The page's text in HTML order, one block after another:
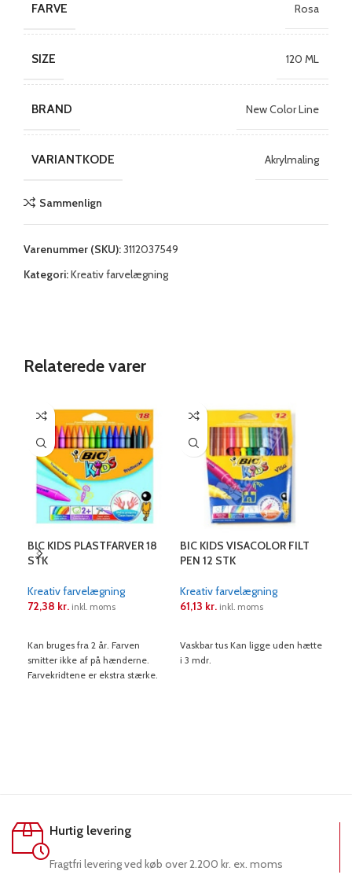
FARVE Rosa
SIZE 120 ML
BRAND New Color Line
VARIANTKODE Akrylmaling
Sammenlign
Varenummer (SKU):3112037549
Kategori:Kreativ farvelægning
Relaterede varer
BIC KIDS PLASTFARVER 18
STK
Kreativ farvelægning
72,38 kr. inkl. moms
Kan bruges fra 2 år. Farven
smitter ikke af på hænderne.
Farvekridtene er ekstra stærke.
BIC KIDS VISACOLOR FILT
PEN 12 STK
Kreativ farvelægning
61,13 kr. inkl. moms
Vaskbar tus Kan ligge uden hætte
i 3 mdr.
Hurtig levering
Fragtfri levering ved køb over 2.200 kr. ex. moms